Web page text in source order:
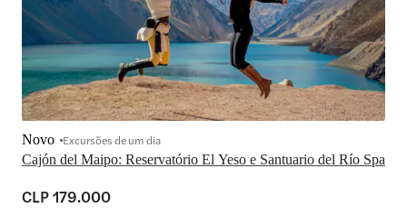
Cajón del Maipo: Reservatório El Yeso e Santuario del Río Spa
Novo Excursões de um dia
CLP 179.000